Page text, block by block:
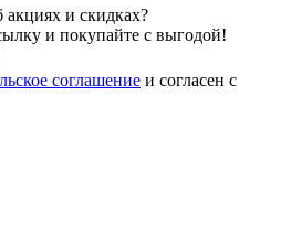
акциях и скидках?
и покупайте с выгодой!
соглашение и согласен с